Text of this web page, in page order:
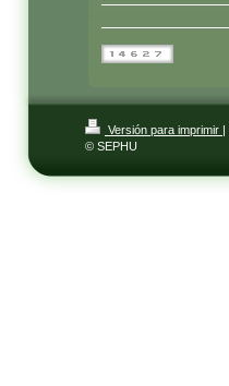
Versión para imprimir |
© SEPHU